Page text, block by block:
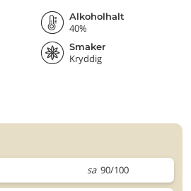
Alkoholhalt
40%
Smaker
Kryddig
sa 90/100